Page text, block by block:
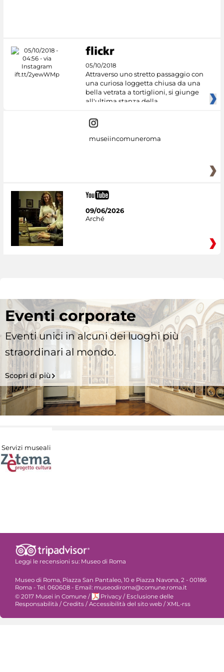
05/10/2018
Attraverso uno stretto passaggio con
una curiosa loggetta chiusa da una
bella vetrata a tortiglioni, si giunge
all'ultima stanza della
museiincomuneroma
09/06/2026
Arché
Eventi corporate
Eventi unici in alcuni dei luoghi più
straordinari al mondo.
Scopri di più
Servizi museali
Leggi le recensioni su: Museo di Roma
Museo di Roma, Piazza San Pantaleo, 10 e Piazza Navona, 2 - 00186
Roma - Tel. 060608 - Email: museodiroma@comune.roma.it
© 2017 Musei in Comune / Privacy / Esclusione delle
Responsabilità / Credits / Accessibilità del sito web / XML-rss